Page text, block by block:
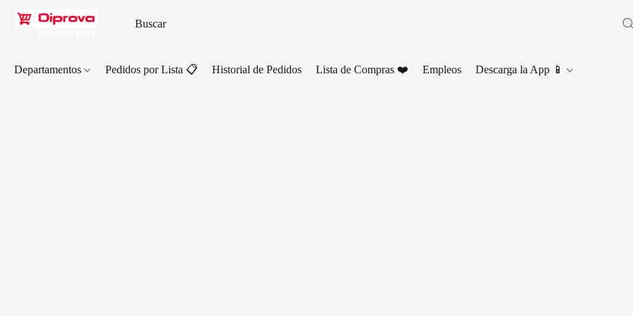
Departamentos Pedidos por Lista 📋 Historial de Pedidos Lista de Compras ❤️ Empleos Descarga la App 📱